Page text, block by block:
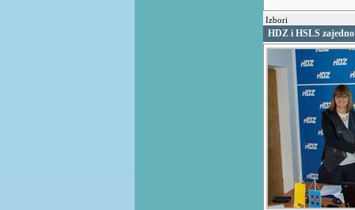
Izbori
HDZ i HSLS